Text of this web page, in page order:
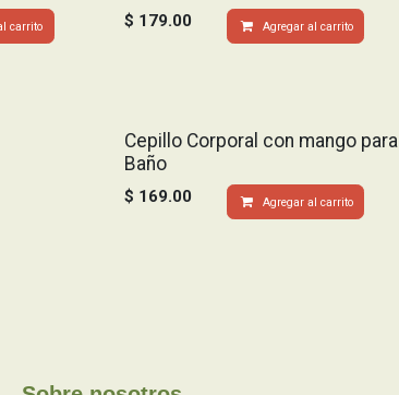
carrito $ 179.00 Agregar al carrito
Cepillo Corporal con mango para
Baño
$ 169.00 Agregar al carrito